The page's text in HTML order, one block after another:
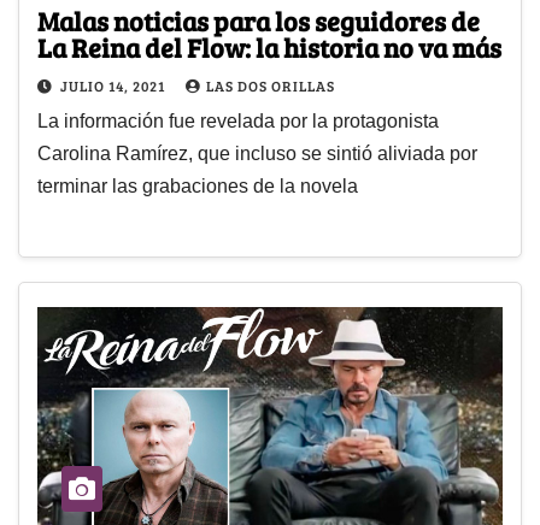
Malas noticias para los seguidores de
La Reina del Flow: la historia no va más
JULIO 14, 2021 LAS DOS ORILLAS
La información fue revelada por la protagonista
Carolina Ramírez, que incluso se sintió aliviada por
terminar las grabaciones de la novela